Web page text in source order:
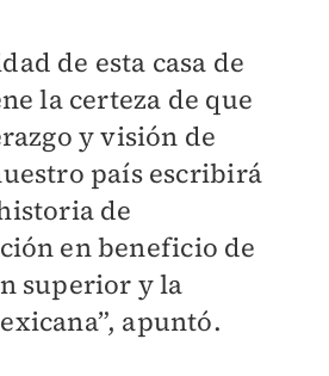
de esta casa de
la certeza de que
y visión de
país escribirá
de
en beneficio de
superior y la
apuntó.